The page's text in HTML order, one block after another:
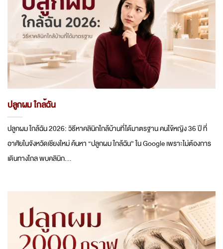
ปลูกผม ใกล้ฉัน
ปลูกผม ใกล้ฉัน 2026: วิธีหาคลินิกใกล้บ้านที่ได้มาตรฐาน คนไข้หญิง 36 ปี ที่
อาศัยในจังหวัดเชียงใหม่ ค้นหา “ปลูกผม ใกล้ฉัน” ใน Google เพราะไม่ต้องการ
เดินทางไกล พบคลินิก...